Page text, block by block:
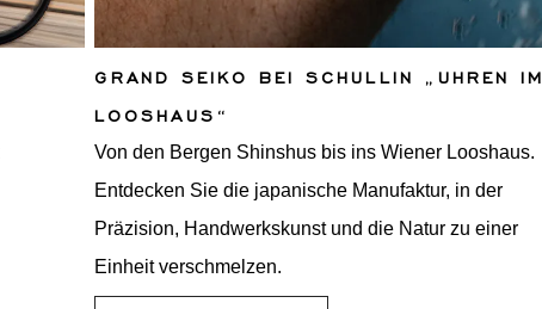
GRAND SEIKO BEI SCHULLIN „UHREN IM
LOOSHAUS“
Von den Bergen Shinshus bis ins Wiener Looshaus.
Entdecken Sie die japanische Manufaktur, in der
Präzision, Handwerkskunst und die Natur zu einer
Einheit verschmelzen.